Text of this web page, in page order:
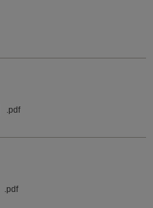
.pdf
.pdf